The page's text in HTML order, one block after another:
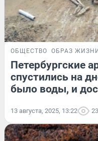
ОБЩЕСТВО ОБРАЗ ЖИЗНИ
Петербургские
спустились на
было воды, и
13 августа, 2025, 13:22